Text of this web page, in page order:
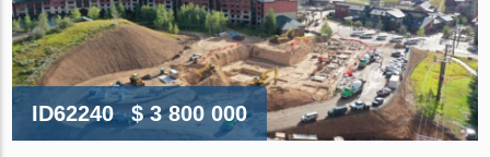
ID62240 $ 3 800 000